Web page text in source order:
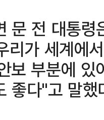
문 전 대통
리가 세계에
보 부분에
좋다"고 말했